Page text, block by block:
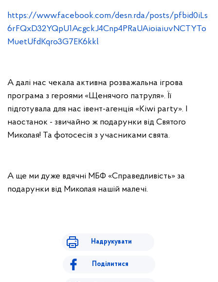
https://www.facebook.com/desn.rda/posts/pfbid0iLs
6rFQxD32YQpU1AcgckJ4Cnp4PRaUAioiaiuvNCTYTo
MuetUfdKqro3G7EK6kkl
А далі нас чекала активна розважальна ігрова
програма з героями «Щенячого патруля». Її
підготувала для нас івент-агенція «Kiwi party». І
наостанок - звичайно ж подарунки від Святого
Миколая! Та фотосесія з учасниками свята.
А ще ми дуже вдячні МБФ «Справедливість» за
подарунки від Миколая нашій малечі.
Надрукувати
Поділитися